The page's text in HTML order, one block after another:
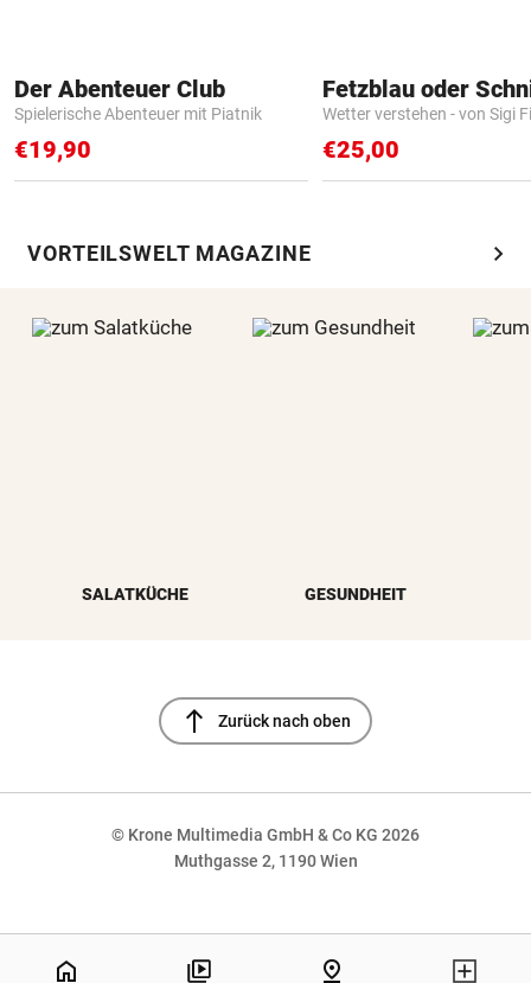
Der Abenteuer Club
Spielerische Abenteuer mit Piatnik
€19,90
Fetzblau oder
Wetter verstehen - von Sigi
€25,00
VORTEILSWELT MAGAZINE chevron_right
SALATKÜCHE GESUNDHEIT
north Zurück nach oben
© Krone Multimedia GmbH & Co KG 2026
Muthgasse 2, 1190 Wien
home pin_drop
NaN%